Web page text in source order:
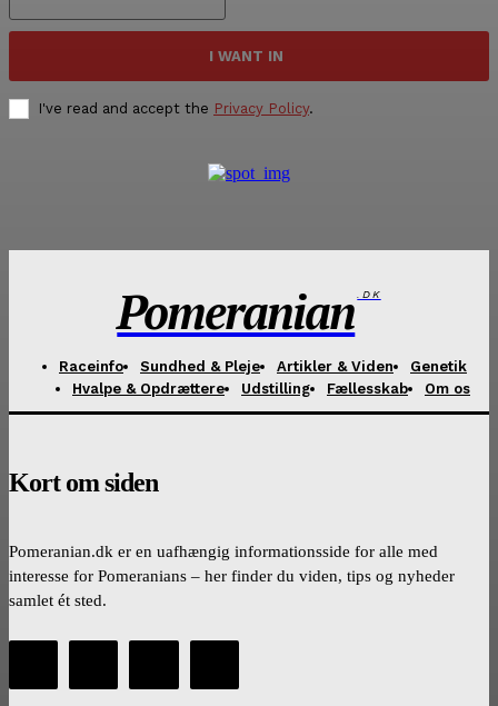
I WANT IN
I've read and accept the Privacy Policy.
Pomeranian .DK
Raceinfo Sundhed & Pleje Artikler & Viden
Genetik
Hvalpe & Opdrættere
Udstilling Fællesskab Om os
Kort om siden
Pomeranian.dk er en uafhængig informationsside for alle med
interesse for Pomeranians – her finder du viden, tips og nyheder
samlet ét sted.